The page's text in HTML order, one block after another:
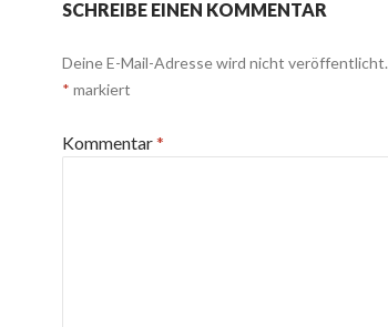
SCHREIBE EINEN KOMMENTAR
Deine E-Mail-Adresse wird nicht veröffentlicht.
* markiert
Kommentar*